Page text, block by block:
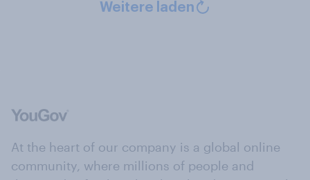
Weitere laden
At the heart of our company is a global online
community, where millions of people and